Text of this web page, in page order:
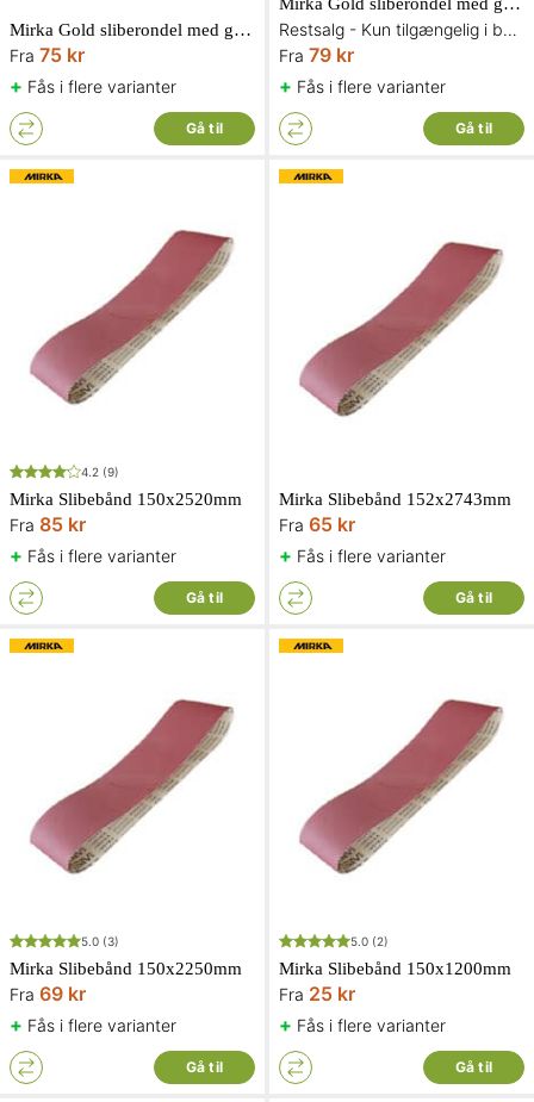
Mirka Gold sliberondel med grip 125 mm 17 hul korn 100 10 stk.
Fra 75 kr
+ Fås i flere varianter
Gå til
Mirka Gold sliberondel med grip 150 mm 15 hul korn 120 10 stk.
Restsalg - Kun tilgængelig i begrænset antal og så længe lager haves
Fra 79 kr
+ Fås i flere varianter
Gå til
4.2 (9)
Mirka Slibebånd 150x2520mm
Fra 85 kr
+ Fås i flere varianter
Gå til
Mirka Slibebånd 152x2743mm
Fra 65 kr
+ Fås i flere varianter
Gå til
5.0 (3)
Mirka Slibebånd 150x2250mm
Fra 69 kr
+ Fås i flere varianter
Gå til
5.0 (2)
Mirka Slibebånd 150x1200mm
Fra 25 kr
+ Fås i flere varianter
Gå til